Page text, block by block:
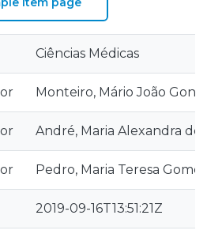
Ciências Médicas
Monteiro, Mário João
André, Maria Alexandra
Pedro, Maria Teresa Gomes
2019-09-16T13:51:21Z